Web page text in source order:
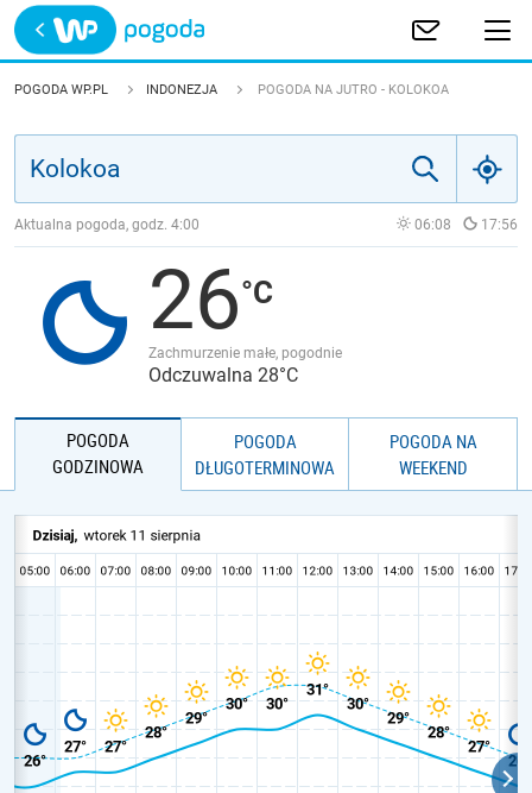
Trwa ładowanie
POLSKA
JAKOŚĆ POWIETRZA
POGODA WP.PL INDONEZJA POGODA NA JUTRO - KOLOKOA
Aktualna pogoda, godz. 4:00 06:08 17:56
26
Zachmurzenie małe, pogodnie
Odczuwalna 28°C
POGODA
GODZINOWA
POGODA
DŁUGOTERMINOWA
POGODA NA
WEEKEND